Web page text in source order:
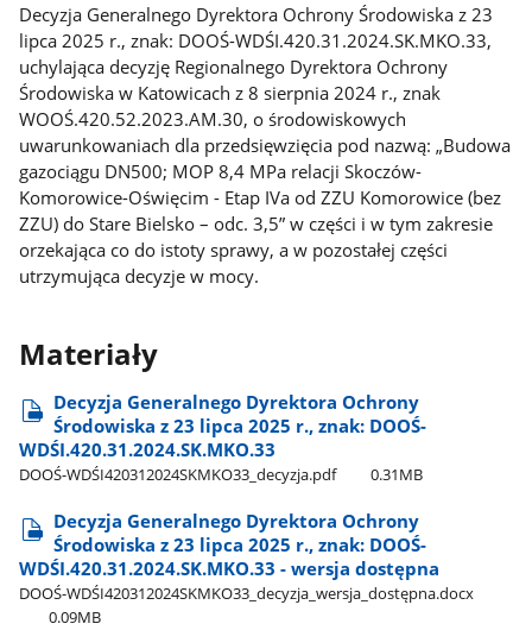
Decyzja Generalnego Dyrektora Ochrony Środowiska z 23
lipca 2025 r., znak: DOOŚ-WDŚI.420.31.2024.SK.MKO.33,
uchylająca decyzję Regionalnego Dyrektora Ochrony
Środowiska w Katowicach z 8 sierpnia 2024 r., znak
WOOŚ.420.52.2023.AM.30, o środowiskowych
uwarunkowaniach dla przedsięwzięcia pod nazwą: „Budowa
gazociągu DN500; MOP 8,4 MPa relacji Skoczów-
Komorowice-Oświęcim - Etap IVa od ZZU Komorowice (bez
ZZU) do Stare Bielsko – odc. 3,5” w części i w tym zakresie
orzekająca co do istoty sprawy, a w pozostałej części
utrzymująca decyzje w mocy.
Materiały
Decyzja Generalnego Dyrektora Ochrony
Środowiska z 23 lipca 2025 r., znak: DOOŚ-
WDŚI.420.31.2024.SK.MKO.33
DOOŚ-WDŚI420312024SKMKO33​_decyzja.pdf 0.31MB
Decyzja Generalnego Dyrektora Ochrony
Środowiska z 23 lipca 2025 r., znak: DOOŚ-
WDŚI.420.31.2024.SK.MKO.33 - wersja dostępna
DOOŚ-WDŚI420312024SKMKO33​_decyzja​_wersja​_dostępna.docx
0.09MB